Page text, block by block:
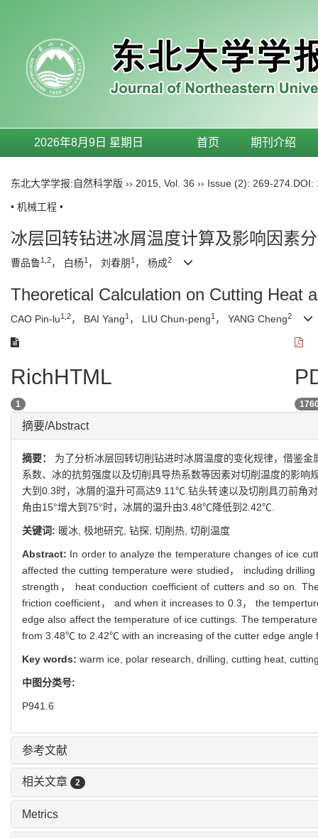
2026年8月9日 星期日 首页 期刊介绍
东北大学学报:自然科学版 ›› 2015 Vol. 36 ›› Issue (2): 269-274. DOI:
• 机械工程 •
冰层回转钻进冰屑温度计算及影响因素
曹品鲁1,2， 白杨1 ， 刘春朋 1 ， 杨成2
Theoretical Calculation on Cutting Heat
CAO Pin-lu1,2， BAI Yang1 ， LIU Chun-peng1 ， YANG Cheng2
RichHTML
1
摘要/Abstract
摘要： 为了分析冰层回转切削钻进时冰屑温度的变化规律，借鉴
系数、冰的抗剪强度以及切削具导热系数等因素对切削温度的影
大到0.3时，冰屑的温升可高达9.11℃.钻头转速以及切削具刃前角
角由15°增大到75°时，冰屑的温升由3.48℃降低到2.42℃.
关键词: 暖冰, 极地研究, 钻探, 切削热, 切削温度
Abstract: In order to analyze the temperature changes of ice
affected the cutting temperature were studied， including
strength， heat conduction coefficient of cutters and so on.
friction coefficient， and when it increases to 0.3， the
edge also affect the temperature of ice cuttings. The
from 3.48℃ to 2.42℃ with an increasing of the cutter edge angle
Key words: warm ice, polar research, drilling, cutting heat,
中图分类号:
P941.6
参考文献
相关文章 2
Metrics